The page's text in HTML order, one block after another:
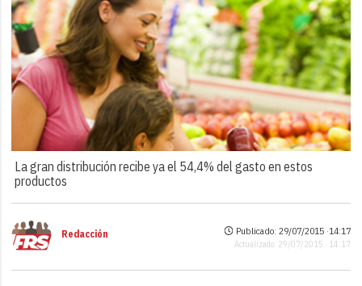
La gran distribución recibe ya el 54,4% del gasto en estos
productos
Redacción Publicado: 29/07/2015 ·14:17
Actualizado: 29/07/2015 · 14:17